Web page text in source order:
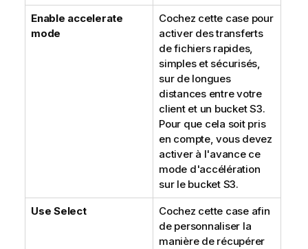
Enable accelerate
mode
Cochez cette case pour
activer des transferts
de fichiers rapides,
simples et sécurisés,
sur de longues
distances entre votre
client et un bucket S3.
Pour que cela soit pris
en compte, vous devez
activer à l'avance ce
mode d'accélération
sur le bucket S3.
Use Select
Cochez cette case afin
de personnaliser la
manière de récupérer